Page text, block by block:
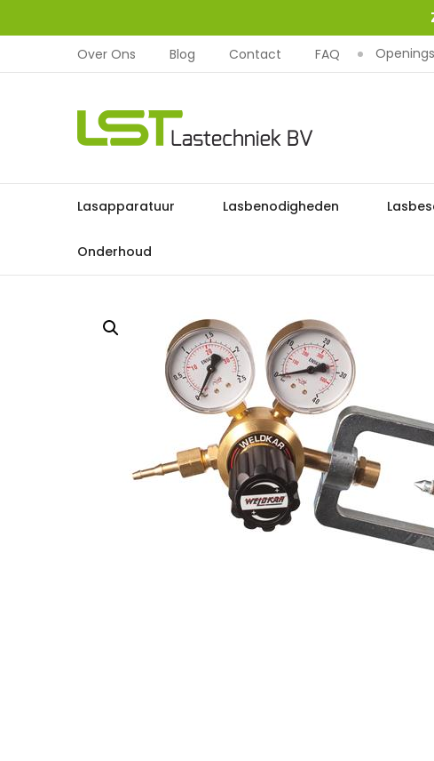
Over Ons Blog Contact FAQ
Lasapparatuur Lasbenodigheden
Onderhoud
Home